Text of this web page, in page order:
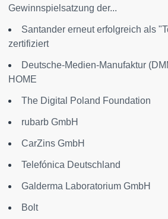
Gewinnspielsatzung der...
Santander erneut erfolgreich als
zertifiziert
Deutsche-Medien-Manufaktur
HOME
The Digital Poland Foundation
rubarb GmbH
CarZins GmbH
Telefónica Deutschland
Galderma Laboratorium GmbH
Bolt